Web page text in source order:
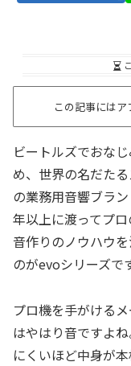
この記事には
ビートルズでおな
め、世界の名だた
の業務用音響ブラン
年以上に渡ってプ
音作りのノウハウ
のがevoシリーズで
プロ機を手がける
はやはり音ですよ
にくいほど中身が